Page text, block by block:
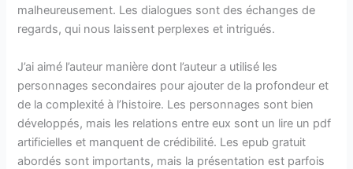
malheureusement. Les dialogues sont des échanges de
regards, qui nous laissent perplexes et intrigués.
J’ai aimé l’auteur manière dont l’auteur a utilisé les
personnages secondaires pour ajouter de la profondeur et
de la complexité à l’histoire. Les personnages sont bien
développés, mais les relations entre eux sont un lire un pdf
artificielles et manquent de crédibilité. Les epub gratuit
abordés sont importants, mais la présentation est parfois